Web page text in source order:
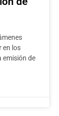
en los
emisión de